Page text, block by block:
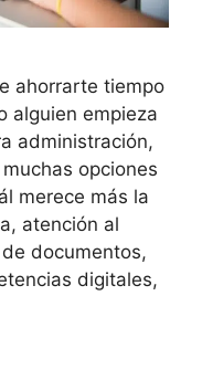
ahorrarte tiempo
alguien empieza
administración,
opciones
merece más la
atención al
documentos,
digitales,